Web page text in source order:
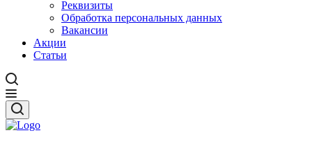
Реквизиты
Обработка персональных данных
Вакансии
Акции
Статьи